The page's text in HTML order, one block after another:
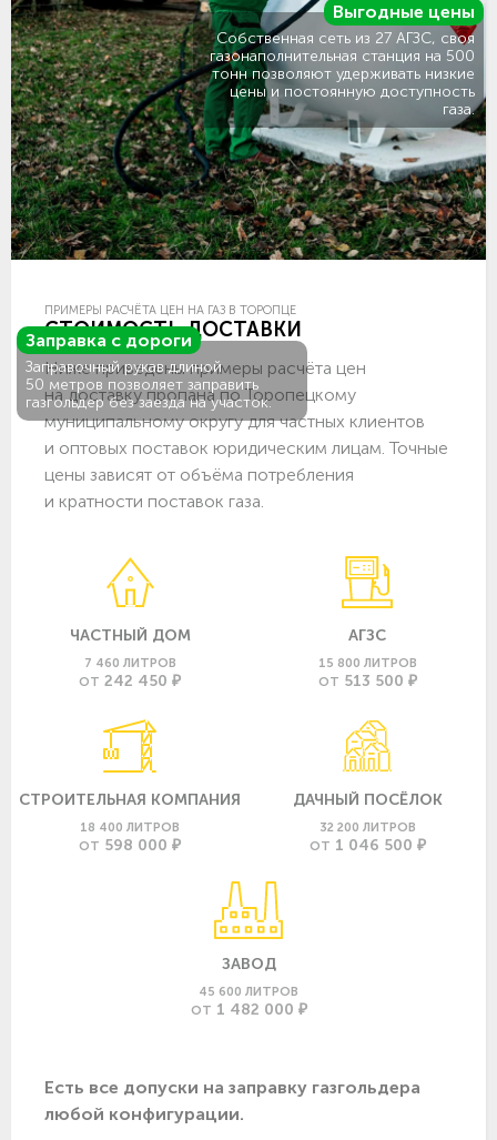
Заправка с дороги
Заправочный рукав длиной
50 метров позволяет заправить
газгольдер без заезда на участок.
Выгодные цены
Собственная сеть из 27 АГЗС, своя
газонаполнительная станция на 500
тонн позволяют удерживать низкие
цены и постоянную доступность
газа.
ПРИМЕРЫ РАСЧЁТА ЦЕН НА ГАЗ В ТОРОПЦЕ
СТОИМОСТЬ ДОСТАВКИ
Ниже приведены примеры расчёта цен
на доставку пропана по Торопецкому
муниципальному округу для частных клиентов
и оптовых поставок юридическим лицам. Точные
цены зависят от объёма потребления
и кратности поставок газа.
ЧАСТНЫЙ ДОМ
7 460 ЛИТРОВ
ОТ 242 450 ₽
АГЗС
15 800 ЛИТРОВ
ОТ 513 500 ₽
СТРОИТЕЛЬНАЯ КОМПАНИЯ
18 400 ЛИТРОВ
ОТ 598 000 ₽
ДАЧНЫЙ ПОСЁЛОК
32 200 ЛИТРОВ
ОТ 1 046 500 ₽
ЗАВОД
45 600 ЛИТРОВ
ОТ 1 482 000 ₽
Есть все допуски нa заправку газгольдера
любой конфигурации.